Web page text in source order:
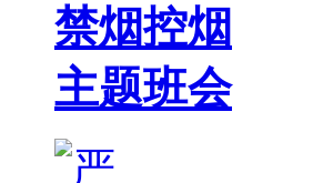
禁烟控烟
主题班会